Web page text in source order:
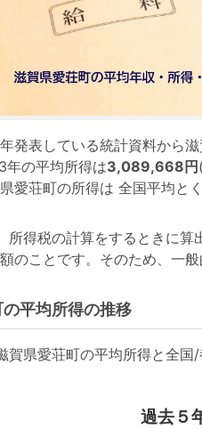
発表している統計資料から
の平均所得は3,089,668円
愛荘町の所得は 全国平均と
得税の計算をするときに算
のことです。そのため、一
平均所得の推移
賀県愛荘町の平均所得と全
過去５